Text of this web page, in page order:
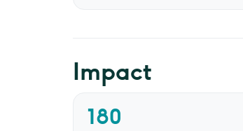
Impact
180